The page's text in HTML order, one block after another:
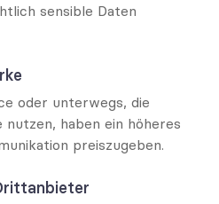
sensible Daten
oder unterwegs, die
haben ein höheres
preiszugeben.